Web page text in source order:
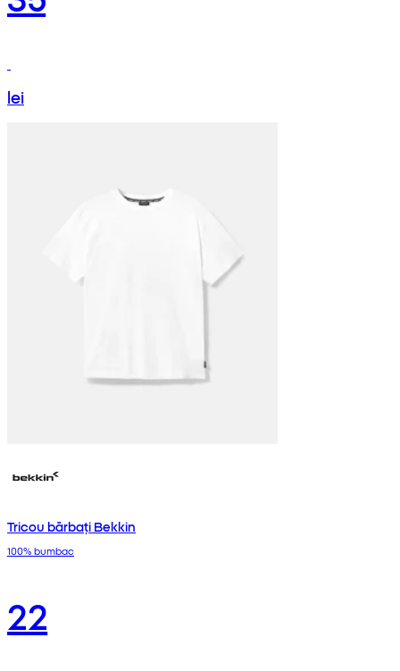
lei
Tricou bărbați Bekkin
100% bumbac
22